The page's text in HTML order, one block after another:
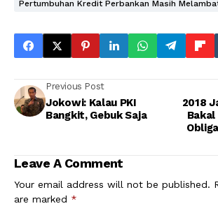
Pertumbuhan Kredit Perbankan Masih
Previous Post
Jokowi: Kalau PKI
Bangkit, Gebuk Saja
2018
Leave A Comment
Your email address will not be published.
are marked *